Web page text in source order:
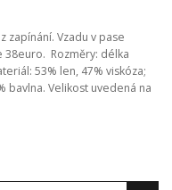
zapínání. Vzadu v pase
38euro. Rozměry: délka
53% len, 47% viskóza;
bavlna. Velikost uvedená na